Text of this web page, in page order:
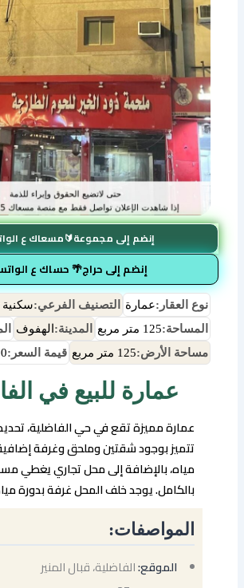
إنضم إلى مجموعة🔰مسعاك ع
إنضم إلى حراج🌴 حساك ع
نوع العقار:عمارة التصنيف الفرعي:سكنية
المساحة:125 متر مربع المدينة: الهفوف
مساحة الأرض:125 متر مربع قيمة السعر:
عمارة للبيع في
عمارة مميزة تقع في حي الفاضلية،
تتميز بوجود شقتين وملحق وغرفة
مياه، بالإضافة إلى محل تجاري يغطي
بالكامل. يوجد خلف المحل غرفة بدورة
المواصفات:
الموقع:الفاضلية، قبال المنير